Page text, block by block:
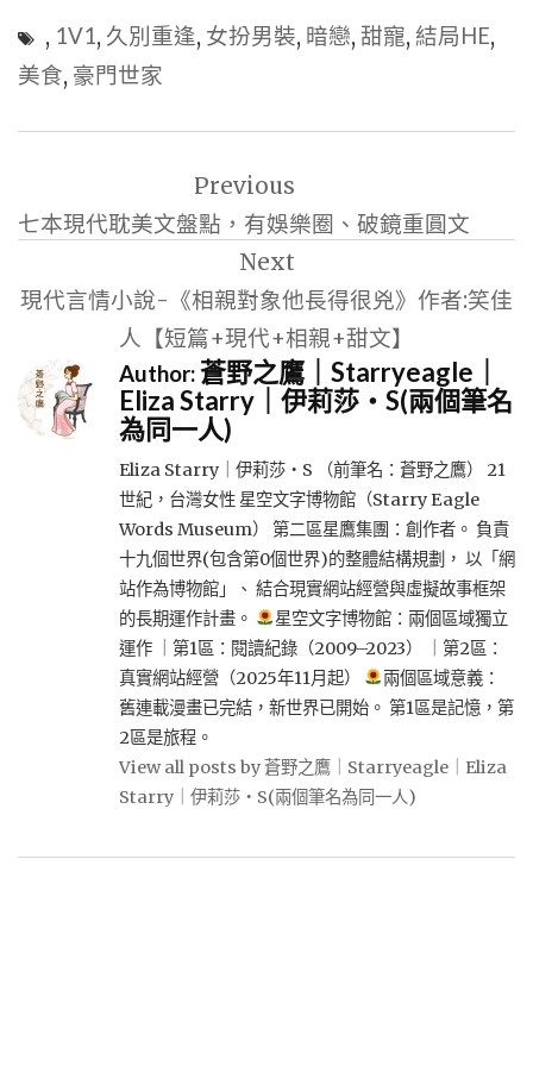
, 1V1, 久別重逢, 女扮男裝, 暗戀, 甜寵, 結局HE,
美食, 豪門世家
導
覽
Previous
七本現代耽美文盤點，有娛樂圈、破鏡重圓文
Next
現代言情小說-《相親對象他長得很兇》作者:笑佳
人【短篇+現代+相親+甜文】
Author:蒼野之鷹｜Starryeagle｜
Eliza Starry｜伊莉莎・S(兩個筆名
為同一人)
Eliza Starry｜伊莉莎・S （前筆名：蒼野之鷹） 21
世紀，台灣女性 星空文字博物館（Starry Eagle
Words Museum） 第二區星鷹集團：創作者。 負責
十九個世界(包含第0個世界)的整體結構規劃， 以「網
站作為博物館」、 結合現實網站經營與虛擬故事框架
的長期運作計畫。
星空文字博物館：兩個區域獨立
運作 ｜第1區：閱讀紀錄（2009–2023） ｜第2區：
真實網站經營（2025年11月起）
兩個區域意義：
舊連載漫畫已完結，新世界已開始。 第1區是記憶，第
2區是旅程。
View all posts by 蒼野之鷹｜Starryeagle｜Eliza
Starry｜伊莉莎・S(兩個筆名為同一人)